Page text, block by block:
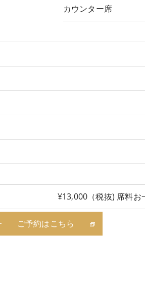
カウンター席
¥13,000（税抜) 席料お
ご予約はこちら